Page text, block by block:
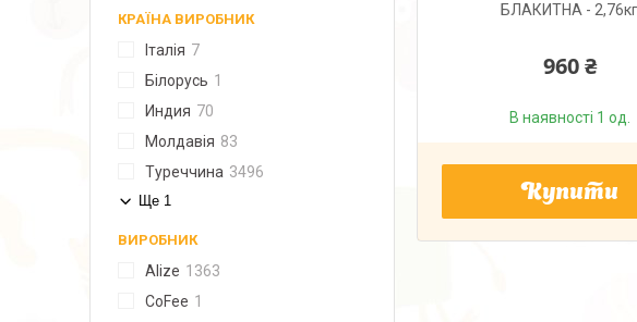
БЛАКИТНА - 2,76кг
960 ₴
В наявності 1 од.
Купити
КРАЇНА ВИРОБНИК
Італія 7
Білорусь 1
Индия 70
Молдавія 83
Туреччина 3496
Ще 1
ВИРОБНИК
Alize 1363
CoFee 1